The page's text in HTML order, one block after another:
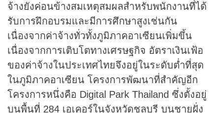
จ้างยังค่อนข้างสมเหตุสมผลสำหรับพนักงานที่ได้
รับการฝึกอบรมและมีการศึกษาสูงเช่นกัน
เนื่องจากค่าจ้างทั่วทั้งภูมิภาคอาเซียนเพิ่มขึ้น
เนื่องจากการเติบโตทางเศรษฐกิจ อัตราเงินเฟ้อ
ของค่าจ้างในประเทศไทยจึงอยู่ในระดับต่ำที่สุด
ในภูมิภาคอาเซียน โครงการพัฒนาที่สำคัญอีก
โครงการหนึ่งคือ Digital Park Thailand ซึ่งตั้งอยู่
บนพื้นที่ 284 เอเคอร์ในจังหวัดชลบุรี บนชายฝั่ง